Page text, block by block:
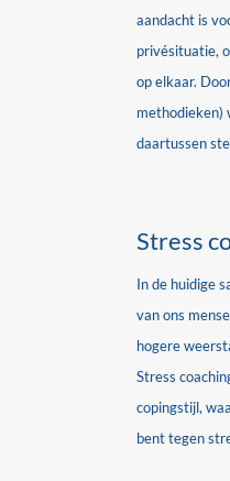
aandacht is
privésituatie,
op elkaar.
methodieken)
daartussen
Stress
In de huidige
van ons
hogere
Stress
copingstijl,
bent tegen